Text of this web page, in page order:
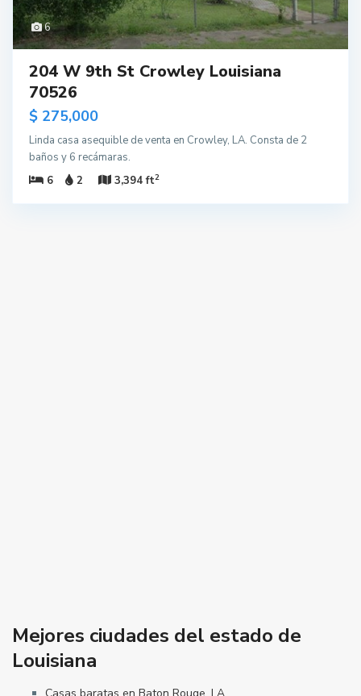
6
204 W 9th St Crowley Louisiana
70526
$ 275,000
Linda casa asequible de venta en Crowley, LA. Consta de 2
baños y 6 recámaras.
6
2 3,394 ft2
Mejores ciudades del estado de
Louisiana